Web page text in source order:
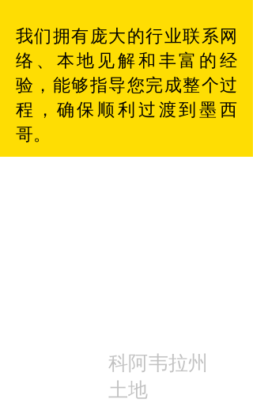
我们拥有庞大的行业联系网
络、本地见解和丰富的经
验，能够指导您完成整个过
程，确保顺利过渡到墨西
哥。
科阿韦拉州
土地